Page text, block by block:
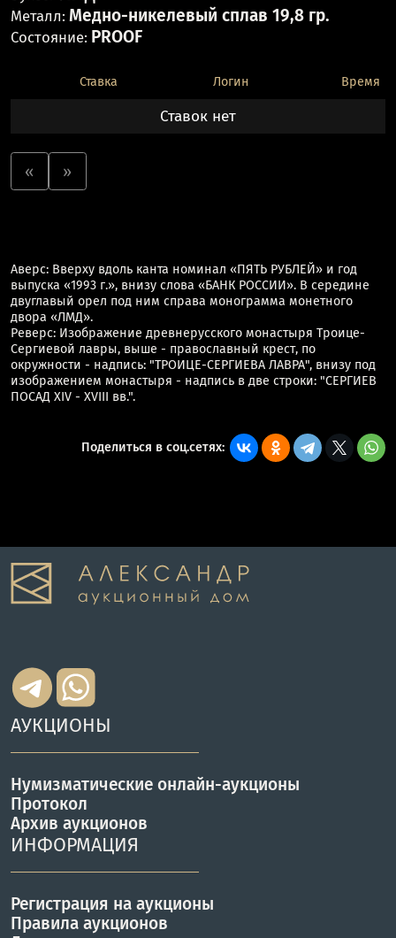
Металл: Медно-никелевый сплав 19,8 гр.
Состояние: PROOF
Ставка Логин Время
Ставок нет
« »
Аверс: Вверху вдоль канта номинал «ПЯТЬ РУБЛЕЙ» и год
выпуска «1993 г.», внизу слова «БАНК РОССИИ». В середине
двуглавый орел под ним справа монограмма монетного
двора «ЛМД».
Реверс: Изображение древнерусского монастыря Троице-
Сергиевой лавры, выше - православный крест, по
окружности - надпись: "ТРОИЦЕ-СЕРГИЕВА ЛАВРА", внизу под
изображением монастыря - надпись в две строки: "СЕРГИЕВ
ПОСАД XIV - XVIII вв.".
Поделиться в соц.сетях:
АУКЦИОНЫ
Нумизматические онлайн-аукционы
Протокол
Архив аукционов
ИНФОРМАЦИЯ
Регистрация на аукционы
Правила аукционов